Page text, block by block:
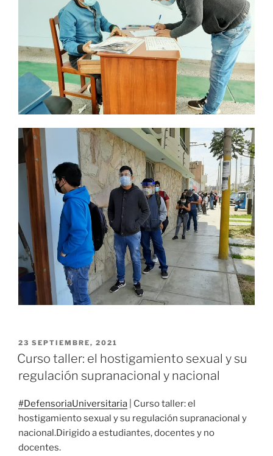
PUBLICADO
EL
23 SEPTIEMBRE, 2021
Curso taller: el hostigamiento sexual y su
regulación supranacional y nacional
#DefensoriaUniversitaria | Curso taller: el
hostigamiento sexual y su regulación supranacional y
nacional.Dirigido a estudiantes, docentes y no
docentes.